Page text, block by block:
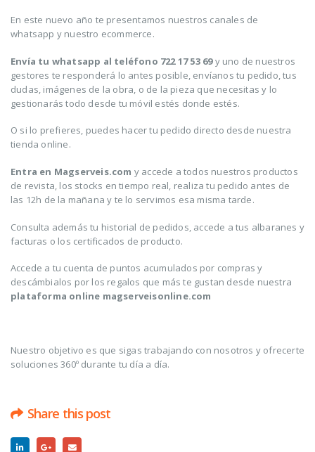
En este nuevo año te presentamos nuestros canales de
whatsapp y nuestro ecommerce.
Envía tu whatsapp al teléfono 722 17 53 69y uno de nuestros
gestores te responderá lo antes posible, envíanos tu pedido, tus
dudas, imágenes de la obra, o de la pieza que necesitas y lo
gestionarás todo desde tu móvil estés donde estés.
O si lo prefieres, puedes hacer tu pedido directo desde nuestra
tienda online.
Entra en Magserveis.com y accede a todos nuestros productos
de revista, los stocks en tiempo real, realiza tu pedido antes de
las 12h de la mañana y te lo servimos esa misma tarde.
Consulta además tu historial de pedidos, accede a tus albaranes y
facturas o los certificados de producto.
Accede a tu cuenta de puntos acumulados por compras y
descámbialos por los regalos que más te gustan desde nuestra
plataforma online magserveisonline.com
Nuestro objetivo es que sigas trabajando con nosotros y ofrecerte
soluciones 360º durante tu día a día.
Share this post